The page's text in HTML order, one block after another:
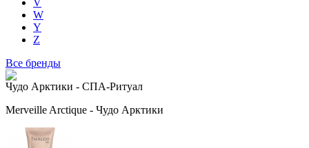
W
Y
Z
Все бренды
Чудо Арктики - СПА-Ритуал
Merveille Arctique - Чудо Арктики